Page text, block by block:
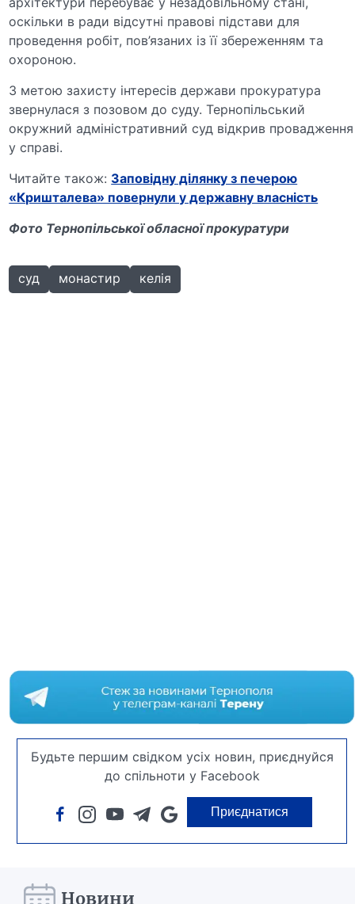
оскільки в ради відсутні правові підстави для
проведення робіт, пов’язаних із її збереженням та
охороною.
З метою захисту інтересів держави прокуратура
звернулася з позовом до суду. Тернопільський
окружний адміністративний суд відкрив провадження
у справі.
Читайте також: Заповідну ділянку з печерою
«Кришталева» повернули у державну власність
Фото Тернопільської обласної прокуратури
суд монастир келія
Будьте першим свідком усіх новин, приєднуйся
до спільноти у Facebook
Приєднатися
Новини